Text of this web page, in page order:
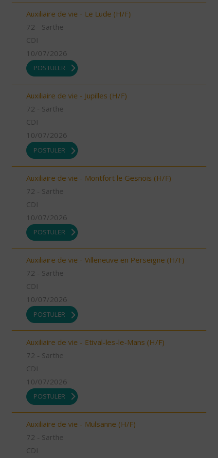
Auxiliaire de vie - Le Lude (H/F)
72 - Sarthe
CDI
10/07/2026
POSTULER
Auxiliaire de vie - Jupilles (H/F)
72 - Sarthe
CDI
10/07/2026
POSTULER
Auxiliaire de vie - Montfort le Gesnois (H/F)
72 - Sarthe
CDI
10/07/2026
POSTULER
Auxiliaire de vie - Villeneuve en Perseigne (H/F)
72 - Sarthe
CDI
10/07/2026
POSTULER
Auxiliaire de vie - Etival-les-le-Mans (H/F)
72 - Sarthe
CDI
10/07/2026
POSTULER
Auxiliaire de vie - Mulsanne (H/F)
72 - Sarthe
CDI